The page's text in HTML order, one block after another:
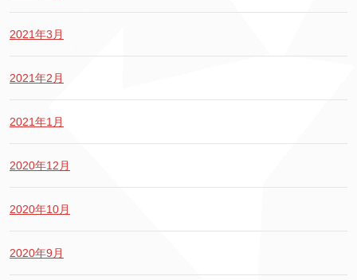
2021年3月
2021年2月
2021年1月
2020年12月
2020年10月
2020年9月